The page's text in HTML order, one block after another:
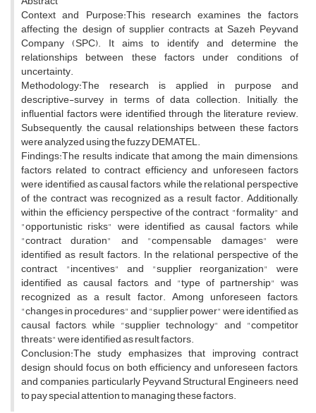
Context and Purpose:This research examines the factors
affecting the design of supplier contracts at Sazeh Peyvand
Company (SPC). It aims to identify and determine the
relationships between these factors under conditions of
uncertainty.
Methodology:The research is applied in purpose and
descriptive-survey in terms of data collection. Initially, the
influential factors were identified through the literature review.
Subsequently, the causal relationships between these factors
were analyzed using the fuzzy DEMATEL.
Findings:The results indicate that among the main dimensions,
factors related to contract efficiency and unforeseen factors
were identified as causal factors, while the relational perspective
of the contract was recognized as a result factor. Additionally,
within the efficiency perspective of the contract, "formality" and
"opportunistic risks" were identified as causal factors, while
"contract duration" and "compensable damages" were
identified as result factors. In the relational perspective of the
contract, "incentives" and "supplier reorganization" were
identified as causal factors, and "type of partnership" was
recognized as a result factor. Among unforeseen factors,
"changes in procedures" and "supplier power" were identified as
causal factors, while "supplier technology" and "competitor
threats" were identified as result factors.
Conclusion:The study emphasizes that improving contract
design should focus on both efficiency and unforeseen factors,
and companies, particularly Peyvand Structural Engineers, need
to pay special attention to managing these factors.